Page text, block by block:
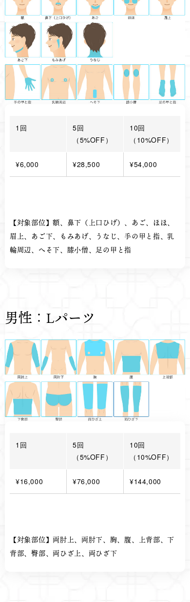
1回
5回
（5%OFF）
10回
（10%OFF）
¥6,000 ¥28,500 ¥54,000
【対象部位】額、鼻下（上口ひげ）、あご、ほほ、
眉上、あご下、もみあげ、うなじ、手の甲と指、乳
輪周辺、へそ下、 膝小僧、足の甲と指
男性：Lパーツ
1回
5回
（5%OFF）
10回
（10%OFF）
¥16,000 ¥76,000 ¥144,000
【対象部位】両肘上、両肘下、胸、腹、上背部、下
背部、臀部、両ひざ上、両ひざ下